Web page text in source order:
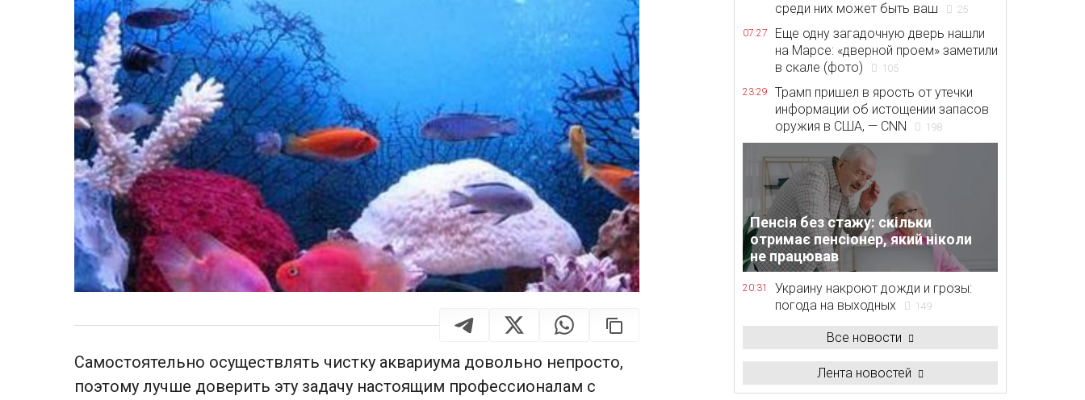
Самостоятельно осуществлять чистку аквариума довольно непросто,
поэтому лучше доверить эту задачу настоящим профессионалам с
среди них может быть ваш
25
07:27
Еще одну загадочную дверь нашли
на Марсе: «дверной проем» заметили
в скале (фото)
105
23:29
Трамп пришел в ярость от утечки
информации об истощении запасов
оружия в США, — CNN
198
Пенсія без стажу: скільки
отримає пенсіонер, який ніколи
не працював
20:31
Украину накроют дожди и грозы:
погода на выходных
149
Все новости
Лента новостей